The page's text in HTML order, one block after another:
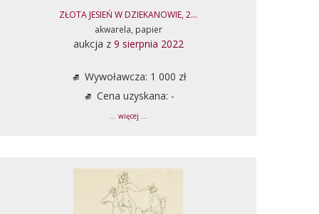
ZŁOTA JESIEŃ W DZIEKANOWIE, 2...
akwarela, papier
aukcja z 9 sierpnia 2022
Wywoławcza: 1 000 zł
Cena uzyskana: -
... więcej ...